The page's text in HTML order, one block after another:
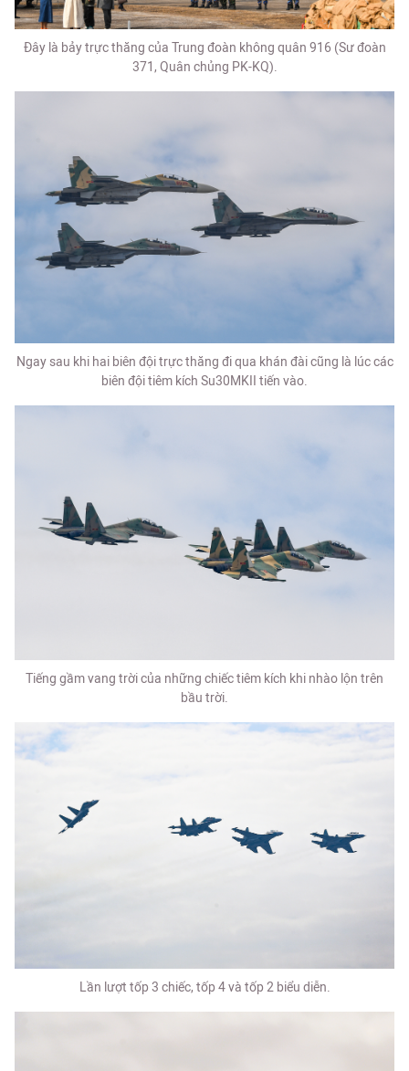
Đây là bảy trực thăng của Trung đoàn không quân 916 (Sư đoàn
371, Quân chủng PK-KQ).
Ngay sau khi hai biên đội trực thăng đi qua khán đài cũng là lúc các
biên đội tiêm kích Su30MKII tiến vào.
Tiếng gầm vang trời của những chiếc tiêm kích khi nhào lộn trên
bầu trời.
Lần lượt tốp 3 chiếc, tốp 4 và tốp 2 biểu diễn.